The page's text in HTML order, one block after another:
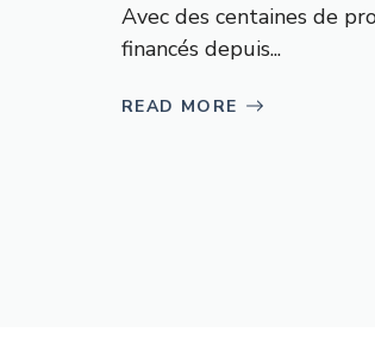
Avec des centaines de
financés depuis...
READ MORE